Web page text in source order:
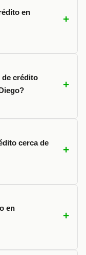
en
de crédito
cerca de
en